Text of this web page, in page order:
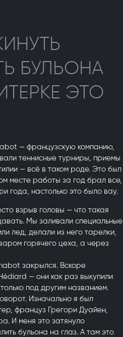
БУЛЬОНА
ЭТО
— французскую компанию,
теннисные турниры, приемы
— всё в таком роде. Это был
месте работы за год брал все,
года, настолько это было вау.
взрыв головы — что такая
Мы заливали специальные
лед, делали из него тарелки,
горячего цеха, а через
закрылся. Вскоре
— они как раз выкупили
под другим названием.
Изначально я был
француз Грегори Дуайен,
И меня это затянуло
бульона на глаз. А там это